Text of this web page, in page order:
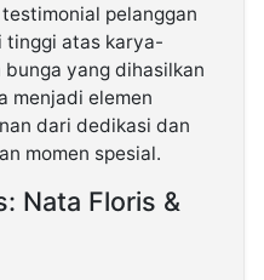
pelanggan
tinggi atas karya-
yang dihasilkan
menjadi elemen
dari dedikasi dan
momen spesial.
Nata Floris &